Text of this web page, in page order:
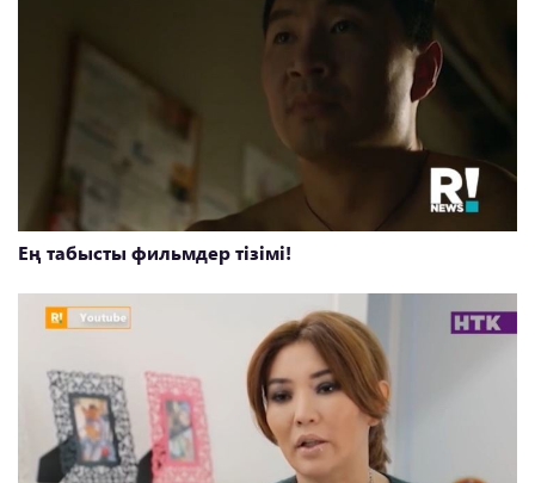
Ең табысты фильмдер тізімі!